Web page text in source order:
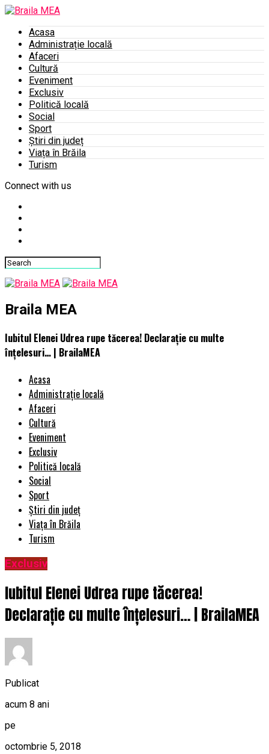
Acasa
Administrație locală
Afaceri
Cultură
Eveniment
Exclusiv
Politică locală
Social
Sport
Știri din județ
Viața în Brăila
Turism
Connect with us
Braila MEA
Iubitul Elenei Udrea rupe tăcerea! Declarație cu multe
înțelesuri… | BrailaMEA
Acasa
Administrație locală
Afaceri
Cultură
Eveniment
Exclusiv
Politică locală
Social
Sport
Știri din județ
Viața în Brăila
Turism
Exclusiv
Iubitul Elenei Udrea rupe tăcerea!
Declarație cu multe înțelesuri… | BrailaMEA
Publicat
acum 8 ani
pe
octombrie 5, 2018